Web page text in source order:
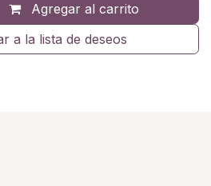
Agregar al carrito
a la lista de deseos